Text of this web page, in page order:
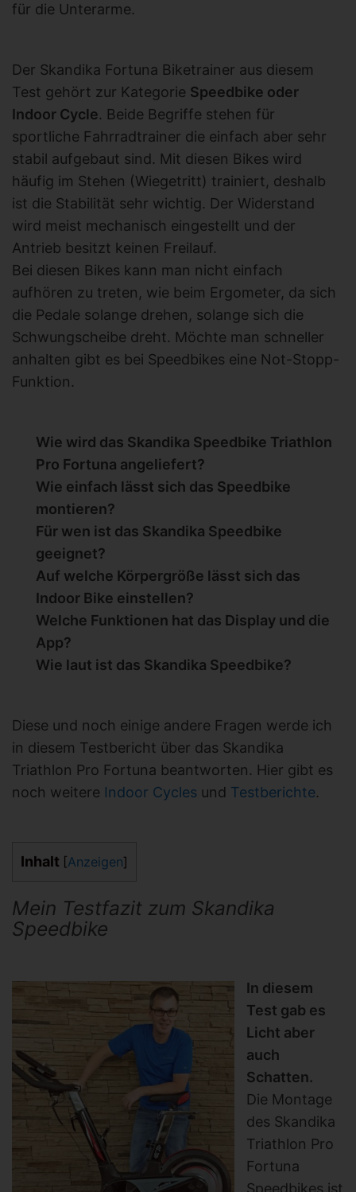
für die Unterarme.
Der Skandika Fortuna Biketrainer aus diesem
Test gehört zur Kategorie Speedbike oder
Indoor Cycle. Beide Begriffe stehen für
sportliche Fahrradtrainer die einfach aber sehr
stabil aufgebaut sind. Mit diesen Bikes wird
häufig im Stehen (Wiegetritt) trainiert, deshalb
ist die Stabilität sehr wichtig. Der Widerstand
wird meist mechanisch eingestellt und der
Antrieb besitzt keinen Freilauf.
Bei diesen Bikes kann man nicht einfach
aufhören zu treten, wie beim Ergometer, da sich
die Pedale solange drehen, solange sich die
Schwungscheibe dreht. Möchte man schneller
anhalten gibt es bei Speedbikes eine Not-Stopp-
Funktion.
Wie wird das Skandika Speedbike Triathlon
Pro Fortuna angeliefert?
Wie einfach lässt sich das Speedbike
montieren?
Für wen ist das Skandika Speedbike
geeignet?
Auf welche Körpergröße lässt sich das
Indoor Bike einstellen?
Welche Funktionen hat das Display und die
App?
Wie laut ist das Skandika Speedbike?
Diese und noch einige andere Fragen werde ich
in diesem Testbericht über das Skandika
Triathlon Pro Fortuna beantworten. Hier gibt es
noch weitere Indoor Cycles und Testberichte.
Inhalt [Anzeigen]
Mein Testfazit zum Skandika
Speedbike
In diesem
Test gab es
Licht aber
auch
Schatten.
Die Montage
des Skandika
Triathlon Pro
Fortuna
Speedbikes ist